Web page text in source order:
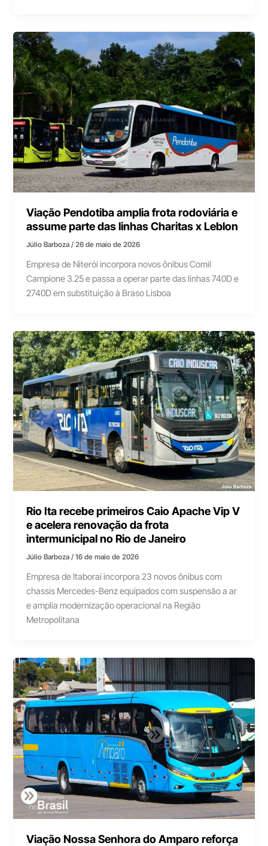
Viação Pendotiba amplia frota rodoviária e
assume parte das linhas Charitas x Leblon
Júlio Barboza/26 de maio de 2026
Empresa de Niterói incorpora novos ônibus Comil
Campione 3.25 e passa a operar parte das linhas 740D e
2740D em substituição à Braso Lisboa
Rio Ita recebe primeiros Caio Apache Vip V
e acelera renovação da frota
intermunicipal no Rio de Janeiro
Júlio Barboza/16 de maio de 2026
Empresa de Itaboraí incorpora 23 novos ônibus com
chassis Mercedes-Benz equipados com suspensão a ar
e amplia modernização operacional na Região
Metropolitana
Viação Nossa Senhora do Amparo reforça